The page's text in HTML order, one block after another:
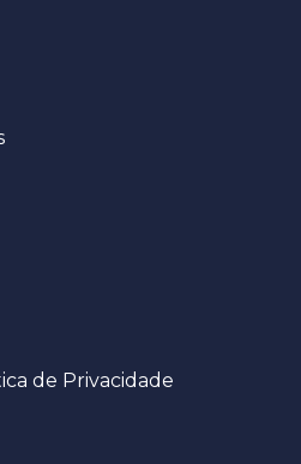
de Privacidade